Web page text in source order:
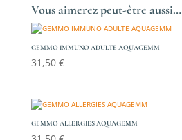
Vous aimerez peut-être aussi…
GEMMO IMMUNO ADULTE AQUAGEMM
31,50 €
GEMMO ALLERGIES AQUAGEMM